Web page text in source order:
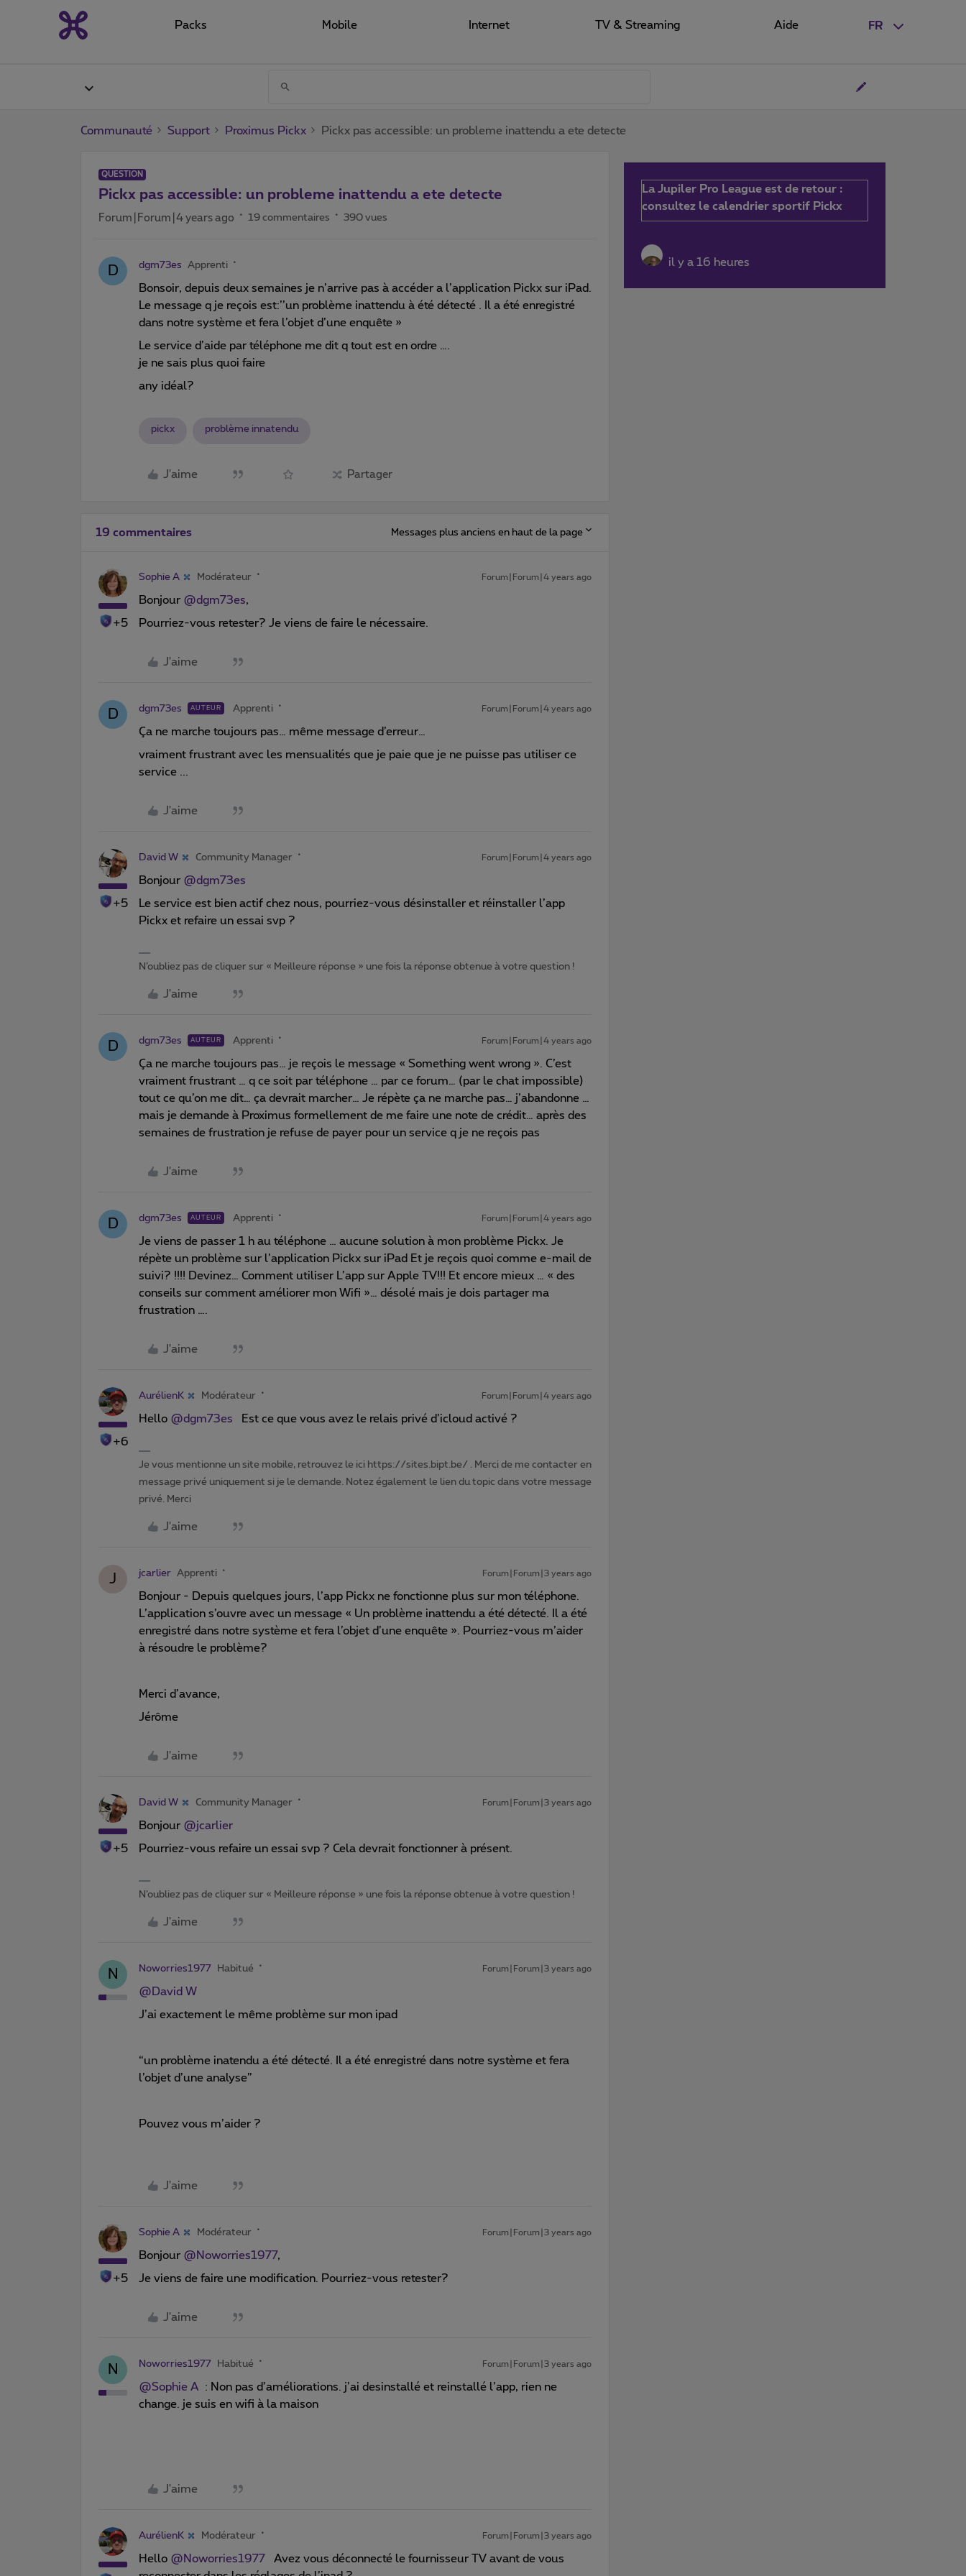
FR
Packs Mobile Internet TV & Streaming Aide
Communauté Support Proximus Pickx Pickx pas accessible: un probleme inattendu a ete detecte
QUESTION
Pickx pas accessible: un probleme inattendu a ete detecte
Forum|Forum|4 years ago 19 commentaires 390 vues
D dgm73es Apprenti
Bonsoir, depuis deux semaines je n’arrive pas à accéder a l’application Pickx sur iPad.
Le message q je reçois est:’’un problème inattendu à été détecté . Il a été enregistré
dans notre système et fera l’objet d’une enquête »
Le service d’aide par téléphone me dit q tout est en ordre ….
je ne sais plus quoi faire
any idéal?
pickx problème innatendu
J'aime Partager
19 commentaires Messages plus anciens en haut de la page
+5
Sophie A Modérateur Forum|Forum|4 years ago
Bonjour @dgm73es,
Pourriez-vous retester? Je viens de faire le nécessaire.
J'aime
D dgm73es AUTEUR Apprenti Forum|Forum|4 years ago
Ça ne marche toujours pas… même message d’erreur…
vraiment frustrant avec les mensualités que je paie que je ne puisse pas utiliser ce
service ...
J'aime
+5
David W Community Manager Forum|Forum|4 years ago
Bonjour @dgm73es
Le service est bien actif chez nous, pourriez-vous désinstaller et réinstaller l’app
Pickx et refaire un essai svp ?
N’oubliez pas de cliquer sur « Meilleure réponse » une fois la réponse obtenue à votre question !
J'aime
D dgm73es AUTEUR Apprenti Forum|Forum|4 years ago
Ça ne marche toujours pas… je reçois le message « Something went wrong ». C’est
vraiment frustrant … q ce soit par téléphone … par ce forum… (par le chat impossible)
tout ce qu’on me dit… ça devrait marcher… Je répète ça ne marche pas… j’abandonne …
mais je demande à Proximus formellement de me faire une note de crédit… après des
semaines de frustration je refuse de payer pour un service q je ne reçois pas
J'aime
D dgm73es AUTEUR Apprenti Forum|Forum|4 years ago
Je viens de passer 1 h au téléphone … aucune solution à mon problème Pickx. Je
répète un problème sur l’application Pickx sur iPad Et je reçois quoi comme e-mail de
suivi? !!!! Devinez… Comment utiliser L’app sur Apple TV!!! Et encore mieux … « des
conseils sur comment améliorer mon Wifi »… désolé mais je dois partager ma
frustration ….
J'aime
+6
AurélienK Modérateur Forum|Forum|4 years ago
Hello @dgm73es Est ce que vous avez le relais privé d’icloud activé ?
Je vous mentionne un site mobile, retrouvez le ici https://sites.bipt.be/ . Merci de me contacter en
message privé uniquement si je le demande. Notez également le lien du topic dans votre message
privé. Merci
J'aime
J jcarlier Apprenti Forum|Forum|3 years ago
Bonjour - Depuis quelques jours, l’app Pickx ne fonctionne plus sur mon téléphone.
L’application s’ouvre avec un message « Un problème inattendu a été détecté. Il a été
enregistré dans notre système et fera l’objet d’une enquête ». Pourriez-vous m’aider
à résoudre le problème?
Merci d’avance,
Jérôme
J'aime
+5
David W Community Manager Forum|Forum|3 years ago
Bonjour @jcarlier
Pourriez-vous refaire un essai svp ? Cela devrait fonctionner à présent.
N’oubliez pas de cliquer sur « Meilleure réponse » une fois la réponse obtenue à votre question !
J'aime
N Noworries1977 Habitué Forum|Forum|3 years ago
@David W
J’ai exactement le même problème sur mon ipad
“un problème inatendu a été détecté. Il a été enregistré dans notre système et fera
l’objet d’une analyse”
Pouvez vous m’aider ?
J'aime
+5
Sophie A Modérateur Forum|Forum|3 years ago
Bonjour @Noworries1977,
Je viens de faire une modification. Pourriez-vous retester?
J'aime
N Noworries1977 Habitué Forum|Forum|3 years ago
@Sophie A : Non pas d’améliorations. j’ai desinstallé et reinstallé l’app, rien ne
change. je suis en wifi à la maison
J'aime
AurélienK Modérateur Forum|Forum|3 years ago
Hello @Noworries1977 Avez vous déconnecté le fournisseur TV avant de vous
La Jupiler Pro League est de retour :
consultez le calendrier sportif Pickx
il y a 16 heures